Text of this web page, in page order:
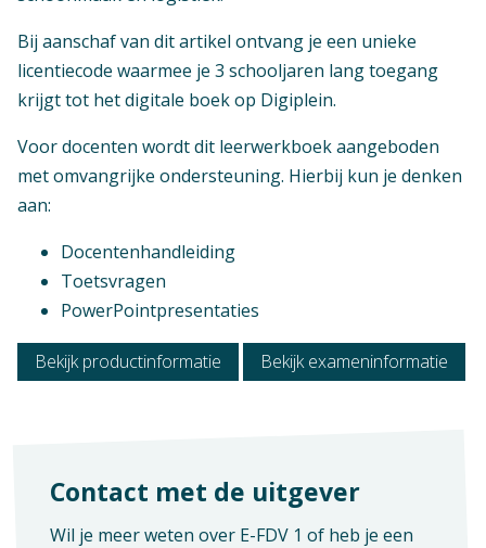
Context
Vak
Praktijkvak
Examen / Kwalificatie / Uitstroom
Verschijningsvorm
E-licentie
Aantal pagina's
400
Bij aanschaf van dit artikel ontvang je een unieke
licentiecode waarmee je 3 schooljaren lang toegang
krijgt tot het digitale boek op Digiplein.
Voor docenten wordt dit leerwerkboek aangeboden
met omvangrijke ondersteuning. Hierbij kun je denken
aan:
Docentenhandleiding
Toetsvragen
PowerPointpresentaties
Bekijk productinformatie Bekijk exameninformatie
Contact met de uitgever
Wil je meer weten over E-FDV 1 of heb je een